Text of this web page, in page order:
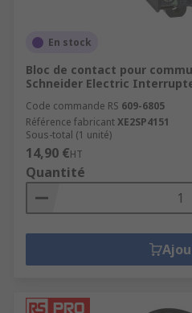
En stock
Bloc de contact pour
Schneider Electric
Code commande RS 609-6805
Référence fabricantXE2SP4151
Sous-total (1 unité)
14,90 €HT
Quantité